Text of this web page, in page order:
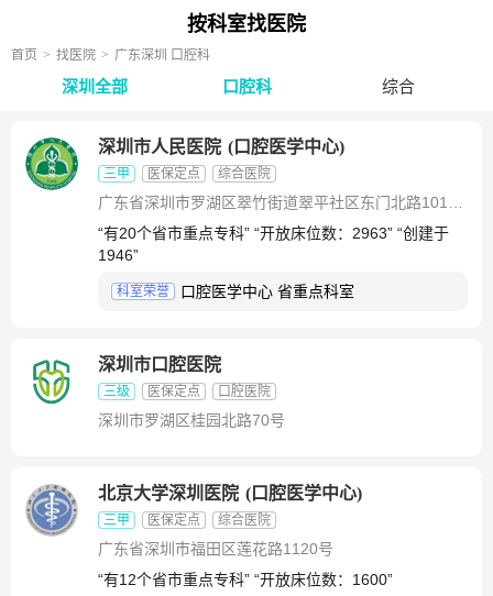
按科室找医院
首页 找医院 广东深圳 口腔科
深圳全部 口腔科 综合
深圳市人民医院 ( 口腔医学中心)
三甲 医保定点 综合医院
“有20个省市重点专科” “开放床位数：2963” “创建于
1946”
科室荣誉 口腔医学中心 省重点科室
深圳市口腔医院
三级 医保定点 口腔医院
深圳市罗湖区桂园北路70号
北京大学深圳医院 ( 口腔医学中心)
三甲 医保定点 综合医院
广东省深圳市福田区莲花路1120号
“有12个省市重点专科” “开放床位数：1600”